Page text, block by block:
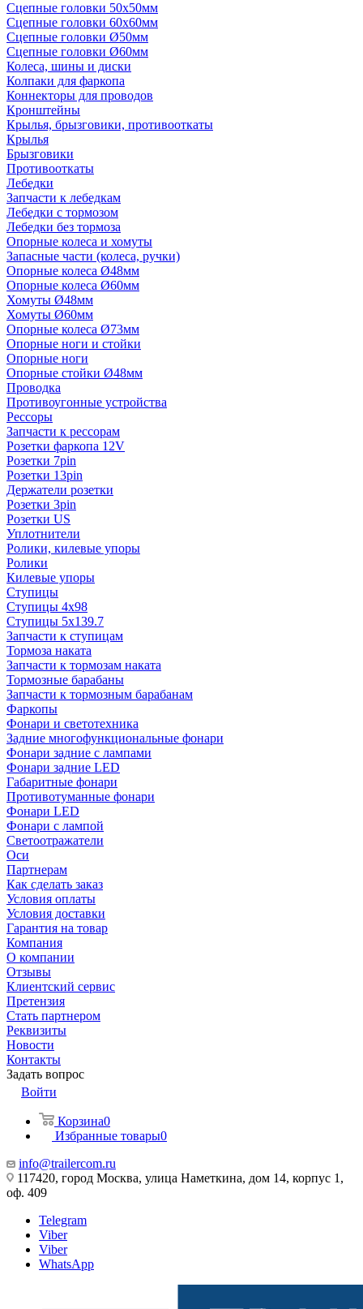
Сцепные головки 50x50мм
Сцепные головки 60x60мм
Сцепные головки Ø50мм
Сцепные головки Ø60мм
Колеса, шины и диски
Колпаки для фаркопа
Коннекторы для проводов
Кронштейны
Крылья, брызговики, противооткаты
Крылья
Брызговики
Противооткаты
Лебедки
Запчасти к лебедкам
Лебедки с тормозом
Лебедки без тормоза
Опорные колеса и хомуты
Запасные части (колеса, ручки)
Опорные колеса Ø48мм
Опорные колеса Ø60мм
Хомуты Ø48мм
Хомуты Ø60мм
Опорные колеса Ø73мм
Опорные ноги и стойки
Опорные ноги
Опорные стойки Ø48мм
Проводка
Противоугонные устройства
Рессоры
Запчасти к рессорам
Розетки фаркопа 12V
Розетки 7pin
Розетки 13pin
Держатели розетки
Розетки 3pin
Розетки US
Уплотнители
Ролики, килевые упоры
Ролики
Килевые упоры
Ступицы
Ступицы 4x98
Ступицы 5x139.7
Запчасти к ступицам
Тормоза наката
Запчасти к тормозам наката
Тормозные барабаны
Запчасти к тормозным барабанам
Фаркопы
Фонари и светотехника
Задние многофункциональные фонари
Фонари задние с лампами
Фонари задние LED
Габаритные фонари
Противотуманные фонари
Фонари LED
Фонари с лампой
Светоотражатели
Оси
Партнерам
Как сделать заказ
Условия оплаты
Условия доставки
Гарантия на товар
Компания
О компании
Отзывы
Клиентский сервис
Претензия
Стать партнером
Реквизиты
Новости
Контакты
Задать вопрос
Войти
Корзина0
Избранные товары0
info@trailercom.ru
117420, город Москва, улица Наметкина, дом 14, корпус 1,
оф. 409
Telegram
Viber
Viber
WhatsApp